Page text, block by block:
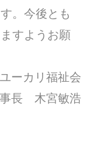
。今後とも
すようお願
ーカリ福祉会
長 木宮敏浩